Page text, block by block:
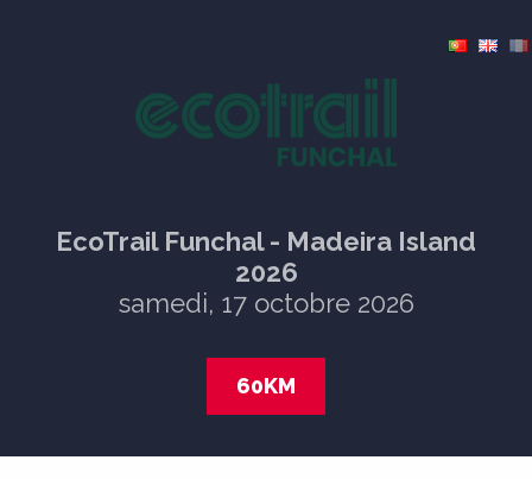
EcoTrail Funchal - Madeira Island
2026
samedi, 17 octobre 2026
60KM